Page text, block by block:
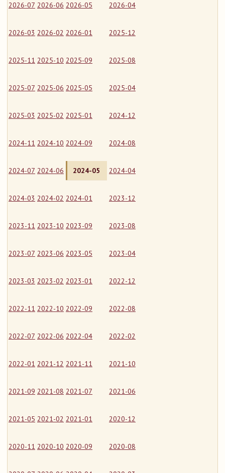
2026-07 2026-06 2026-05 2026-04
2026-03 2026-02 2026-01 2025-12
2025-11 2025-10 2025-09 2025-08
2025-07 2025-06 2025-05 2025-04
2025-03 2025-02 2025-01 2024-12
2024-11 2024-10 2024-09 2024-08
2024-07 2024-06 2024-05 2024-04
2024-03 2024-02 2024-01 2023-12
2023-11 2023-10 2023-09 2023-08
2023-07 2023-06 2023-05 2023-04
2023-03 2023-02 2023-01 2022-12
2022-11 2022-10 2022-09 2022-08
2022-07 2022-06 2022-04 2022-02
2022-01 2021-12 2021-11 2021-10
2021-09 2021-08 2021-07 2021-06
2021-05 2021-02 2021-01 2020-12
2020-11 2020-10 2020-09 2020-08